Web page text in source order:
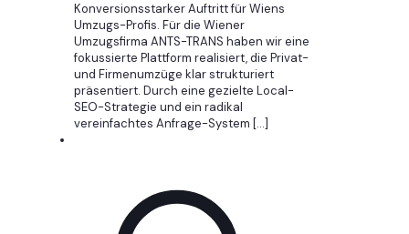
Konversionsstarker Auftritt für Wiens
Umzugs-Profis. Für die Wiener
Umzugsfirma ANTS-TRANS haben wir eine
fokussierte Plattform realisiert, die Privat-
und Firmenumzüge klar strukturiert
präsentiert. Durch eine gezielte Local-
SEO-Strategie und ein radikal
vereinfachtes Anfrage-System […]